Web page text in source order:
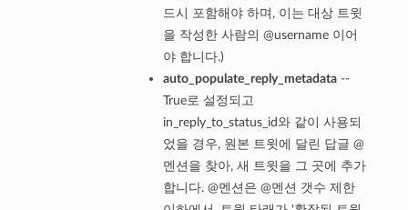
드시 포함해야 하며, 이는 대상 트윗
을 작성한 사람의 @username 이어
야 합니다.)
auto_populate_reply_metadata--
True로 설정되고
in_reply_to_status_id와 같이 사용되
었을 경우, 원본 트윗에 달린 답글 @
멘션을 찾아, 새 트윗을 그 곳에 추가
합니다. @멘션은 @멘션 갯수 제한